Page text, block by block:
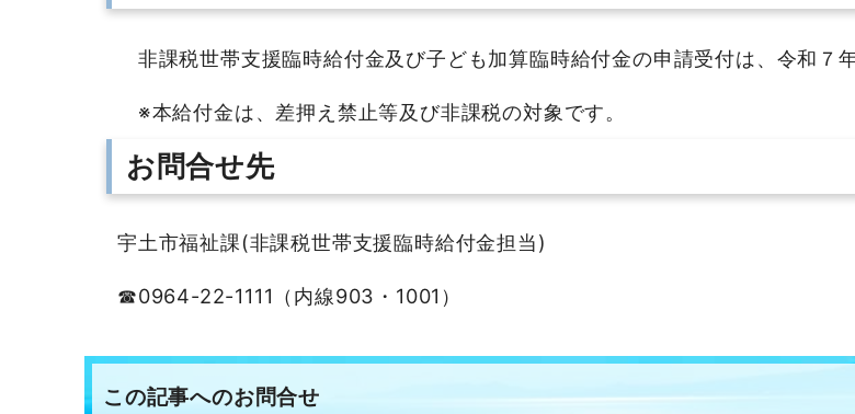
非課税世帯支援臨時給付金及び子ども加算臨時給付金の申請受付は、令和７
※本給付金は、差押え禁止等及び非課税の対象です。
お問合せ先
宇土市福祉課(非課税世帯支援臨時給付金担当)
☎0964-22-1111（内線903・1001）
この記事へのお問合せ